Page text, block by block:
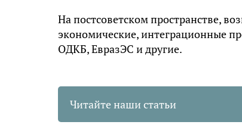
На постсоветском пространстве,
экономические, интеграционные
ОДКБ, ЕвразЭС и другие.
Читайте наши статьи